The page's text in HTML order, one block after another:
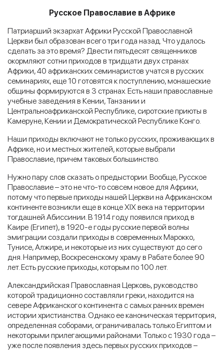
Русское Православие в Африке
Патриарший экзархат Африки Русской Православной
Церкви был образован всего три года назад. Что удалось
сделать за это время? Двести пятьдесят священников
окормляют сотни приходов в тридцати двух странах
Африки, 40 африканских семинаристов учатся в русских
семинариях, еще 10 готовятся к поступлению, монашеские
общины формируются в 3 странах. Есть наши православные
учебные заведения в Кении, Танзании и
Центральноафриканской Республике, сиротские приюты в
Камеруне, Кении и Демократической Республике Конго.
Наши приходы включают не только русских, проживающих в
Африке, но и местных жителей, которые выбрали
Православие, причем таковых большинство.
Нужно пару слов сказать о предыстории. Вообще, Русское
Православие – это не что-то совсем новое для Африки,
потому что первые приходы нашей Церкви на Африканском
континенте возникли еще в конце XIX века на территории
тогдашней Абиссинии. В 1914 году появился приход в
Каире (Египет), в 1920-е годы русские первой волны
эмиграции создали приходы в современных Марокко,
Тунисе, Алжире, и некоторые из них существуют до сего
дня. Например, Воскресенскому храму в Рабате более 90
лет. Есть русские приходы, которым по 100 лет.
Александрийская Православная Церковь, руководство
которой традиционно составляли греки, находится на
севере Африканского континента с самых ранних времен
истории христианства. Однако ее каноническая территория,
определенная соборами, ограничивалась только Египтом и
некоторыми прилегающими районами. Только с 1930 года –
уже после появления здесь первых русских приходов –